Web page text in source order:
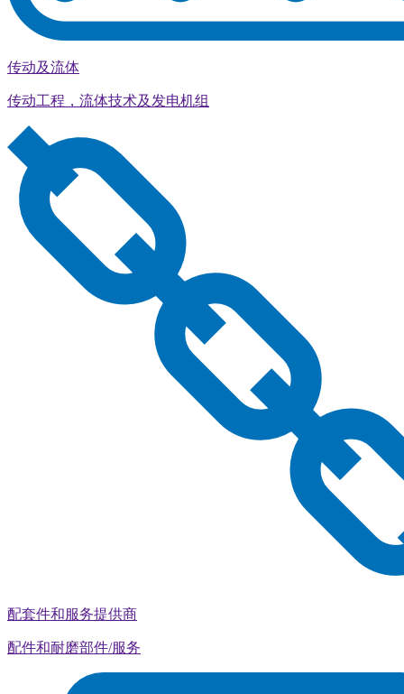
传动及流体
传动工程，流体技术及发电机组
配套件和服务提供商
配件和耐磨部件/服务